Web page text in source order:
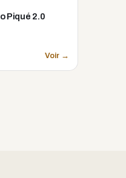
Piqué 2.0
Voir →